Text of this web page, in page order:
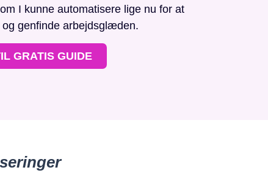
I kunne automatisere lige nu for at
genfinde arbejdsglæden.
GRATIS GUIDE